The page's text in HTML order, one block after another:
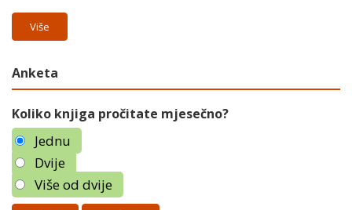
Više
Anketa
Koliko knjiga pročitate mjesečno?
Jednu
Dvije
Više od dvije